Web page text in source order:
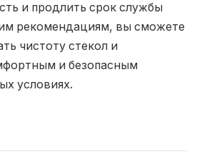
и продлить срок службы
рекомендациям, вы сможете
чистоту стекол и
и безопасным
условиях.